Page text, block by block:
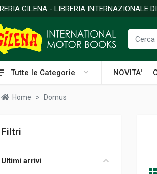
GILENA - LIBRERIA INTERNAZIONALE
Tutte le Categorie NOVITA'
Home Domus
Filtri
Ultimi arrivi